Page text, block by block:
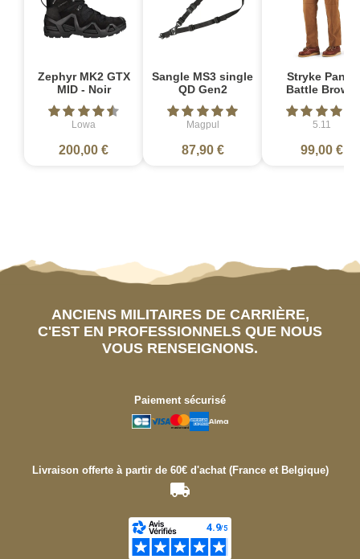
Zephyr MK2 GTX
MID - Noir
Lowa
200,00 €
Sangle MS3 single
QD Gen2
Magpul
87,90 €
Stryke Pant -
Battle Brown
5.11
99,00 €
ANCIENS MILITAIRES DE CARRIÈRE,
C'EST EN PROFESSIONNELS QUE NOUS
VOUS RENSEIGNONS.
Paiement sécurisé
Livraison offerte à partir de 60€ d'achat (France et Belgique)